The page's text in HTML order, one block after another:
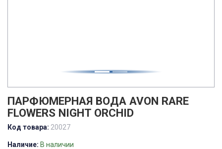
ПАРФЮМЕРНАЯ ВОДА AVON RARE
FLOWERS NIGHT ORCHID
Код товара: 20027
Наличие: В наличии